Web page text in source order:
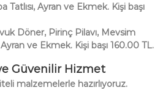
Tatlısı, Ayran ve Ekmek. Kişi başı
Döner, Pirinç Pilavı, Mevsim
ve Ekmek. Kişi başı 160.00 TL.
Güvenilir Hizmet
malzemelerle hazırlıyoruz.